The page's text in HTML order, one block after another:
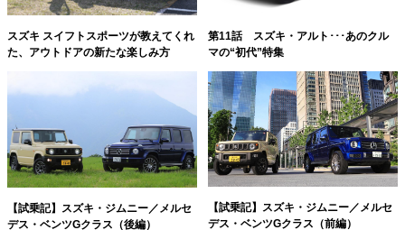
スズキ スイフトスポーツが教えてくれ
た、アウトドアの新たな楽しみ方
第11話 スズキ・アルト･･･あのクル
マの“初代”特集
【試乗記】スズキ・ジムニー／メルセ
デス・ベンツGクラス（後編）
【試乗記】スズキ・ジムニー／メルセ
デス・ベンツGクラス（前編）